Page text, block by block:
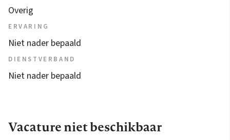
Overig
ERVARING
Niet nader bepaald
DIENSTVERBAND
Niet nader bepaald
Vacature niet beschikbaar